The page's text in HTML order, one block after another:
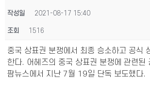
작성일 2021-08-17 15:40
조회 1516
중국 상표권 분쟁에서 최종 승소하고 공식
한다. 어헤즈의 중국 상표권 분쟁에 관련된
팜뉴스에서 지난 7월 19일 단독 보도했다.